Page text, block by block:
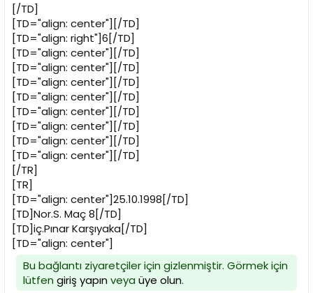
[/TD]
[TD="align: center"][/TD]
[TD="align: right"]6[/TD]
[TD="align: center"][/TD]
[TD="align: center"][/TD]
[TD="align: center"][/TD]
[TD="align: center"][/TD]
[TD="align: center"][/TD]
[TD="align: center"][/TD]
[TD="align: center"][/TD]
[TD="align: center"][/TD]
[/TR]
[TR]
[TD="align: center"]25.10.1998[/TD]
[TD]Nor.S. Maç 8[/TD]
[TD]iç.Pınar Karşıyaka[/TD]
[TD="align: center"]
Bu bağlantı ziyaretçiler için gizlenmiştir. Görmek için
lütfen giriş yapınveya üye olun.